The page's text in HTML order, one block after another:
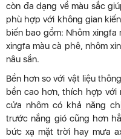
còn đa dạng về màu sắc
phù hợp với không gian
biến bao gồm: Nhôm
xingfa màu cà phê, nhôm
nâu sần.
Bền hơn so với vật liệu
bền cao hơn, thích hợp với
cửa nhôm có khả năng
trước nắng gió cũng hơn
bức xạ mặt trời hay mưa